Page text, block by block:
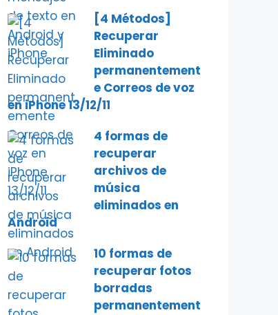
[4 Métodos]
Recuperar
Eliminado
permanentement
e Correos de voz
en iPhone 13/12/11
4 formas de
recuperar
archivos de
música
eliminados en
Android
10 formas de
recuperar fotos
borradas
permanentement